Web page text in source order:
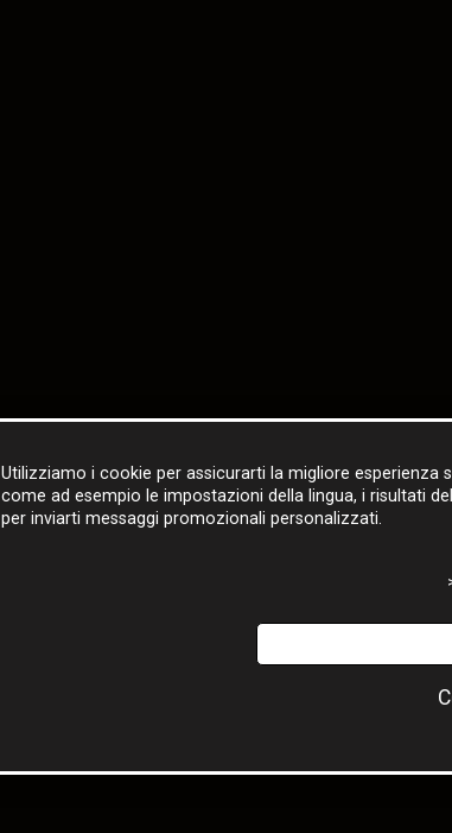
Utilizziamo i cookie per assicurarti la migliore
come ad esempio le impostazioni della lingua, i risultati
per inviarti messaggi promozionali personalizzati.